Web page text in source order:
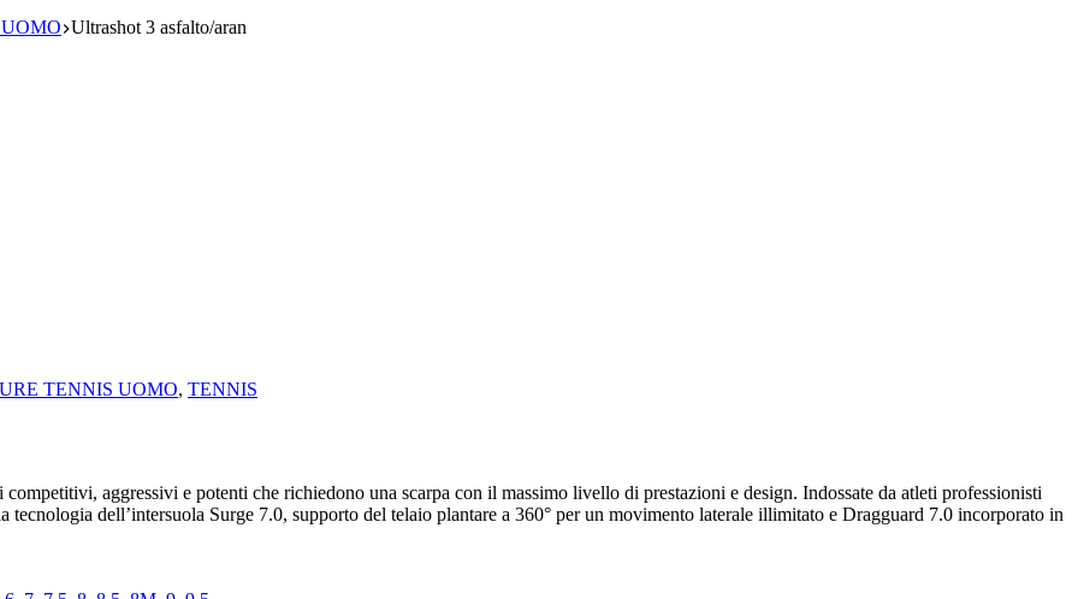
Ultrashot 3 asfalto/aran
TENNIS UOMO, TENNIS
aggressivi e potenti che richiedono una scarpa con il massimo livello di prestazioni e design. Indossate da atleti professionisti
dell’intersuola Surge 7.0, supporto del telaio plantare a 360° per un movimento laterale illimitato e Dragguard 7.0 incorporato in